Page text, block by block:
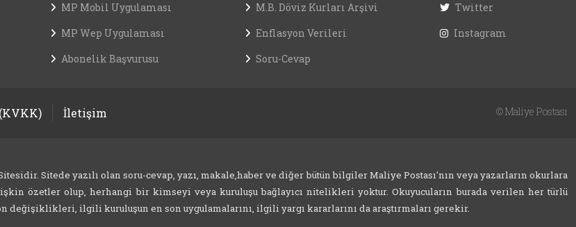
MP Mobil Uygulaması
MP Wep Uygulaması
Abonelik Başvurusu
M.B. Döviz Kurları Arşivi
Enflasyon Verileri
Soru-Cevap
Twitter
Instagram
İletişim ©Maliye Postası
Sitede yazılı olan soru-cevap, yazı, makale,haber ve diğer bütün bilgiler Maliye Postası'nın veya yazarların okurlara
özetler olup, herhangi bir kimseyi veya kuruluşu bağlayıcı nitelikleri yoktur. Okuyucuların burada verilen her türlü
ilgili kuruluşun en son uygulamalarını, ilgili yargı kararlarını da araştırmaları gerekir.